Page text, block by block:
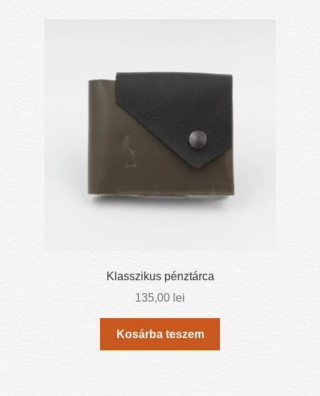
Klasszikus pénztárca
135,00 lei
Kosárba teszem